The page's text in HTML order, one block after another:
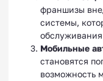
франшизы
системы,
Мобильные
становятся
возможность